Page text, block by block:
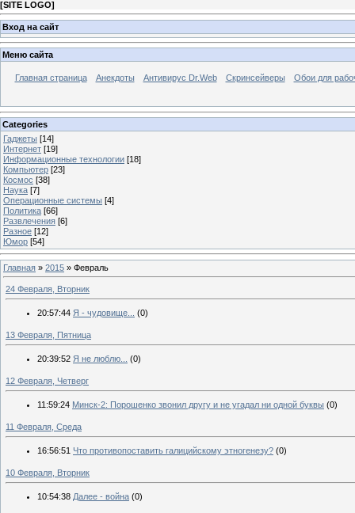
[SITE LOGO]
Вход на сайт
Меню сайта
Главная страница Анекдоты Антивирус Dr.Web Скринсейверы Обои для
Categories
Гаджеты [14]
Интернет [19]
Информационные технологии [18]
Компьютер [23]
Космос [38]
Наука [7]
Операционные системы [4]
Политика [66]
Развлечения [6]
Разное [12]
Юмор [54]
Главная » 2015 » Февраль
24 Февраля, Вторник
20:57:44 Я - чудовище... (0)
13 Февраля, Пятница
20:39:52 Я не люблю... (0)
12 Февраля, Четверг
11:59:24 Минск-2: Порошенко звонил другу и не угадал ни одной буквы (0)
11 Февраля, Среда
16:56:51 Что противопоставить галицийскому этногенезу? (0)
10 Февраля, Вторник
10:54:38 Далее - война (0)